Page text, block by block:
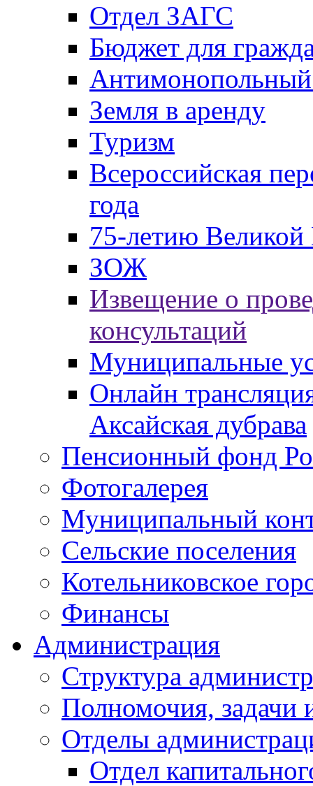
Отдел ЗАГС
Бюджет для
Антимонопольный
Земля в аренду
Туризм
Всероссийская
года
75-летию
ЗОЖ
Извещение о
консультаций
Муниципальные
Онлайн
Аксайская дубрава
Пенсионный фонд
Фотогалерея
Муниципальный
Сельские поселения
Котельниковское
Финансы
Администрация
Структура
Полномочия, задачи
Отделы
Отдел